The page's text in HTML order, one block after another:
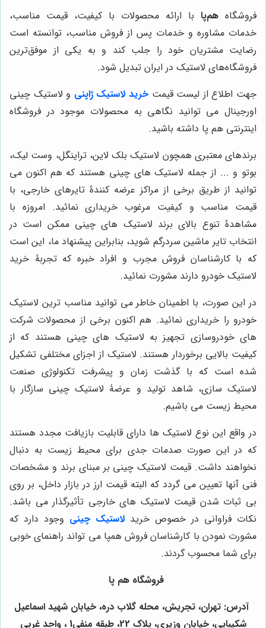
فروشگاه هم‌پا با ارائه محصولات با کیفیت، قیمت مناسب،
خدمات مشاوره و خدمات پس از فروش مناسب، توانسته است
رضایت مشتریان خود را جلب کند و به یکی از موفق‌ترین
فروشگاه‌های لاستیک در ایران تبدیل شود.
جهت اطلاع از لیست قیمت خرید لاستیک ژاپنی و لاستیک چینی
اورجینال می توانید نگاهی به محصولات موجود در فروشگاه
اینترنتی هم پا داشته باشید.
برندهای معتبری همچون لاستیک بلک لاین، تراینگل، وست لیک،
بوتو و ... از جمله لاستیک های چینی هستند که هم اکنون می
توانید از طریق برخی از مراکز عرضه کنندۀ تایرهای خارجی، با
قیمت مناسب و کیفیت مرغوب خریداری نمائید. امروزه با
مشاهدۀ تنوع بالای برند لاستیک های چینی ممکن است در
انتخاب تایر ماشین سردرگم شوید، بنابراین پیشنهاد ما، این است
که با کارشناسان فروش مجرب و افراد خبره که تجربۀ خرید
لاستیک خودرو دارند مشورت نمائید.
در این صورت، با اطمینان خاطر می توانید مناسب ترین لاستیک
خودرو را خریداری نمائید. هم اکنون برخی از محصولات شرکت
های خودروسازی تجهیز به لاستیک های چینی هستند که از
کیفیت بالایی برخوردار هستند. لاستیک از اجزای مختلفی تشکیل
شده است که با گذشت زمان و پیشرفت تکنولوژی صنعت
لاستیک سازی، شاهد تولید و عرضۀ لاستیک چینی سازگار با
محیط زیست می باشیم.
در واقع این نوع لاستیک ها دارای قابلیت بازیافت مجدد هستند
که در این صورت صدمات جدی برای محیط زیست به دنبال
نخواهند داشت. قیمت لاستیک چینی بر مبنای برند و مشخصات
فنی آنها تعیین می گردد که البته قیمت ارز در بازار داخل، بر روی
بی ثبات شدن قیمت لاستیک های خارجی تأثیرگذار می باشد.
نکات فراوانی در خصوص خرید لاستیک چینی وجود دارد که
مشورت نمودن با کارشناسان فروش همپا می تواند راهنمای خوبی
برای شما محسوب گردند.
فروشگاه هم پا
آدرس: تهران، تجریش، محله گلاب دره، خیابان شهید اسماعیل
شکیبایی، خیابان وزیری، پلاک 22، طبقه منفی1 ، واحد غربی